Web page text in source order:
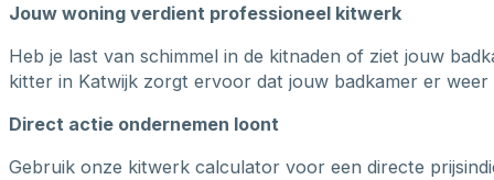
Jouw woning verdient professioneel kitwerk
Heb je last van schimmel in de kitnaden of ziet jouw
kitter in Katwijk zorgt ervoor dat jouw badkamer er
Direct actie ondernemen loont
Gebruik onze kitwerk calculator voor een directe